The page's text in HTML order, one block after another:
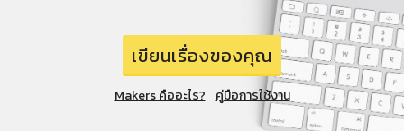
เขียนเรื่องของคุณ
Makers คืออะไร? คู่มือการใช้งาน